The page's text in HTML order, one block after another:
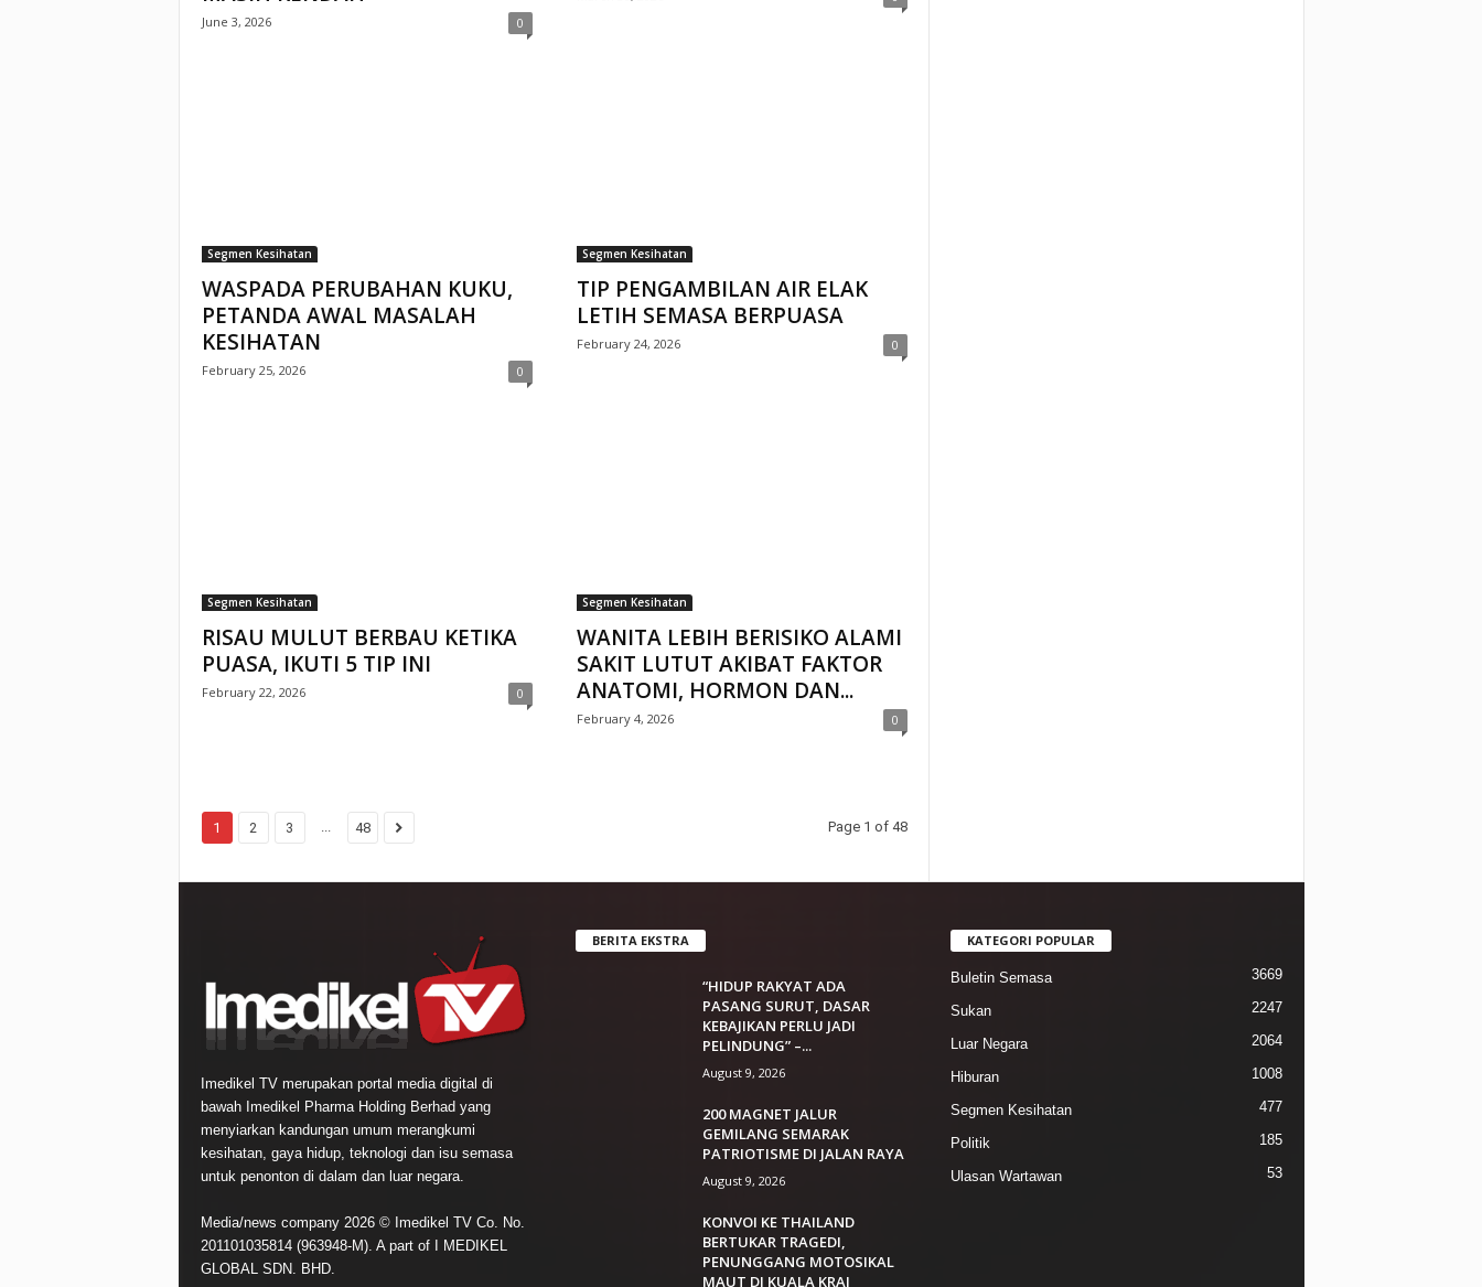
June 3, 2026 0
Segmen Kesihatan
WASPADA PERUBAHAN KUKU,
PETANDA AWAL MASALAH
KESIHATAN
February 25, 2026 0
Segmen Kesihatan
TIP PENGAMBILAN AIR ELAK
LETIH SEMASA BERPUASA
February 24, 2026 0
Segmen Kesihatan
RISAU MULUT BERBAU KETIKA
PUASA, IKUTI 5 TIP INI
February 22, 2026 0
Segmen Kesihatan
WANITA LEBIH BERISIKO ALAMI
SAKIT LUTUT AKIBAT FAKTOR
ANATOMI, HORMON DAN...
February 4, 2026 0
1 2 3 ... 48 Page 1 of 48
Imedikel TV merupakan portal media digital di
bawah Imedikel Pharma Holding Berhad yang
menyiarkan kandungan umum merangkumi
kesihatan, gaya hidup, teknologi dan isu semasa
untuk penonton di dalam dan luar negara.
Media/news company 2026 © Imedikel TV Co. No.
201101035814 (963948-M). A part of I MEDIKEL
GLOBAL SDN. BHD.
BERITA EKSTRA
“HIDUP RAKYAT ADA
PASANG SURUT, DASAR
KEBAJIKAN PERLU JADI
PELINDUNG” –...
August 9, 2026
200 MAGNET JALUR
GEMILANG SEMARAK
PATRIOTISME DI JALAN RAYA
August 9, 2026
KONVOI KE THAILAND
BERTUKAR TRAGEDI,
PENUNGGANG MOTOSIKAL
MAUT DI KUALA KRAI
KATEGORI POPULAR
Buletin Semasa 3669
Sukan 2247
Luar Negara 2064
Hiburan 1008
Segmen Kesihatan 477
Politik 185
Ulasan Wartawan 53